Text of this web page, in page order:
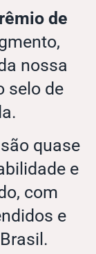
de
nossa
selo de
quase
e
com
e